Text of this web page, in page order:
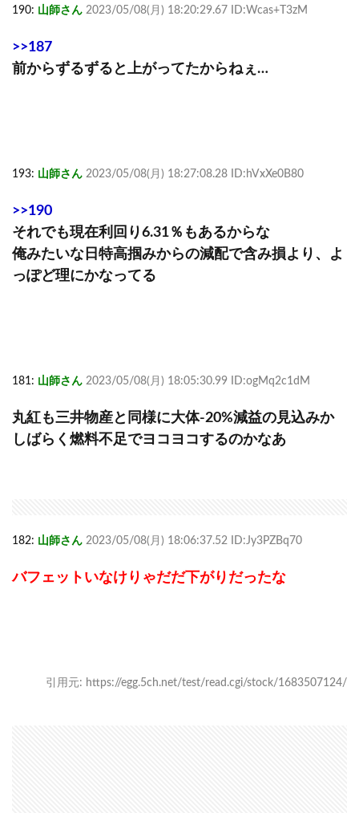
190: 山師さん 2023/05/08(月) 18:20:29.67 ID:Wcas+T3zM
>>187
前からずるずると上がってたからねぇ…
193: 山師さん 2023/05/08(月) 18:27:08.28 ID:hVxXe0B80
>>190
それでも現在利回り6.31％もあるからな
俺みたいな日特高掴みからの減配で含み損より、よ
っぽど理にかなってる
181: 山師さん 2023/05/08(月) 18:05:30.99 ID:ogMq2c1dM
丸紅も三井物産と同様に大体-20%減益の見込みか
しばらく燃料不足でヨコヨコするのかなあ
182: 山師さん 2023/05/08(月) 18:06:37.52 ID:Jy3PZBq70
バフェットいなけりゃだだ下がりだったな
引用元: https://egg.5ch.net/test/read.cgi/stock/1683507124/